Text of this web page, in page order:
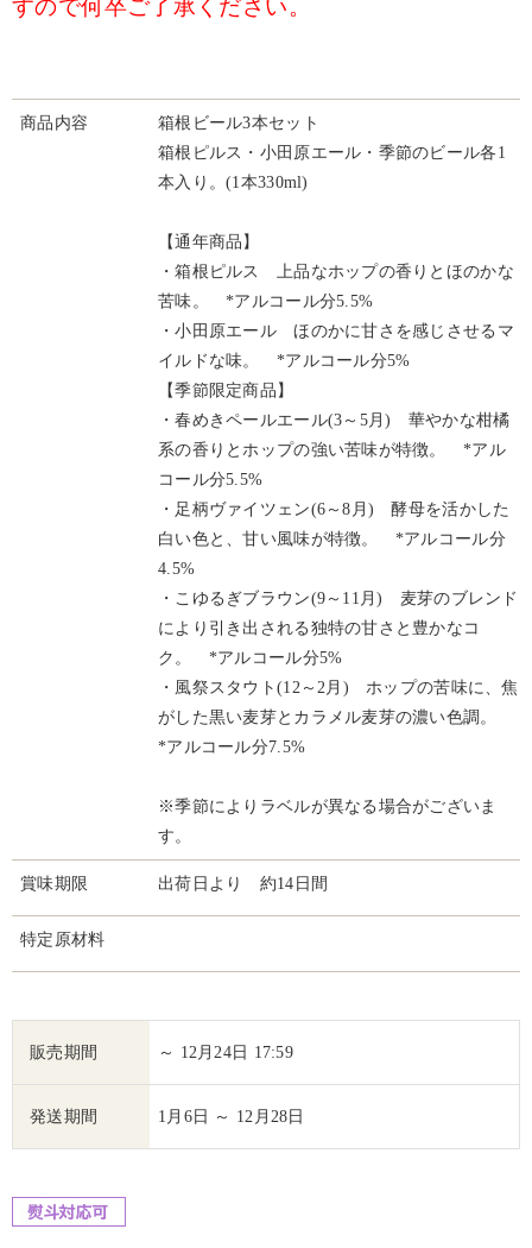
すので何卒ご了承ください。
商品内容
箱根ビール3本セット
箱根ピルス・小田原エール・季節のビール各1
本入り。(1本330ml)
【通年商品】
・箱根ピルス 上品なホップの香りとほのかな
苦味。 *アルコール分5.5%
・小田原エール ほのかに甘さを感じさせるマ
イルドな味。 *アルコール分5%
【季節限定商品】
・春めきペールエール(3～5月) 華やかな柑橘
系の香りとホップの強い苦味が特徴。 *アル
コール分5.5%
・足柄ヴァイツェン(6～8月) 酵母を活かした
白い色と、甘い風味が特徴。 *アルコール分
4.5%
・こゆるぎブラウン(9～11月) 麦芽のブレンド
により引き出される独特の甘さと豊かなコ
ク。 *アルコール分5%
・風祭スタウト(12～2月) ホップの苦味に、焦
がした黒い麦芽とカラメル麦芽の濃い色調。
*アルコール分7.5%
※季節によりラベルが異なる場合がございま
す。
賞味期限 出荷日より 約14日間
特定原材料
販売期間 ～ 12月24日 17:59
発送期間 1月6日 ～ 12月28日